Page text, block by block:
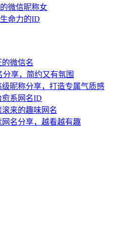
微信昵称女
命力的ID
微信名
分享，简约又有氛围
级昵称分享，打造专属气质感
愈系网名ID
来的趣味网名
名分享，越看越有趣